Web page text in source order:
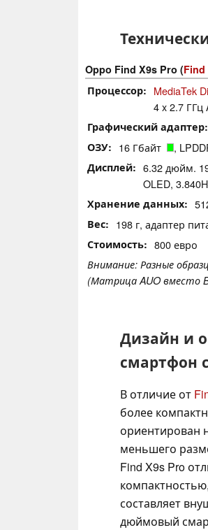
Oppo Find X9s Pro (Find
Процессор
MediaTek
4 x 2.7 ГГц
Графический адаптер
ОЗУ 16 Гбайт ,
Дисплей
6.32 дюйм.
OLED,
Хранение данных
Вес 198 г, адаптер
Стоимость 800 евро
Внимание: Разные
(Матрица AUO вместо
Дизайн и
смартфон
В отличие от
более
ориентирован
меньшего
Find X9s Pro
составляет
дюймовый